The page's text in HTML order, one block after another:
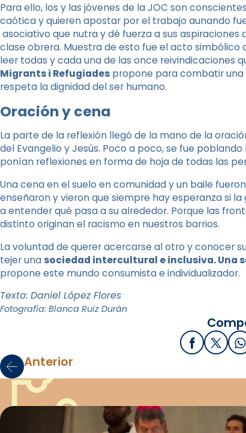
Para ello, los y las jóvenes de la JOC son
caótica y quieren apostar por el trabajo aunando
asociativo que nutra y dé fuerza a sus
clase obrera. Muestra de esto fue el acto
leer todas y cada una de las once reivindicaciones
Migrants i Refugiades propone para combatir una
respeta la dignidad del ser humano.
Oración y cena
La parte de la reflexión llegó de la mano de la
del Evangelio y Jesús. Poco a poco, se fue
ponían reflexiones en forma de hoja de todas las
Una cena en el suelo en comunidad y un baile
enseñaron y vieron que siempre hay esperanza si
a entender qué pasa a su alrededor. Porque las
distinto originan el racismo en nuestros barrios.
La voluntad de querer acercarse al otro y conocer
tejer una sociedad intercultural e inclusiva. Una
propone este mundo consumista e individualizador.
Texto: Daniel López Flores
Fotografía: Blanca Ruiz Durán
Facebook
X /
Anterior